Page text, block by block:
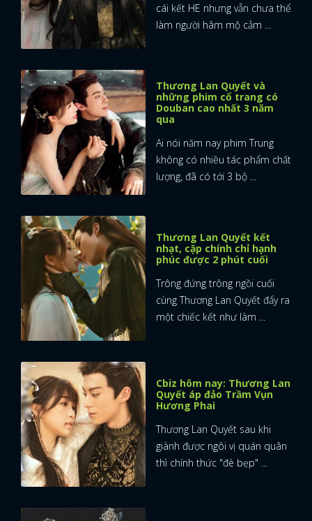
cái kết HE nhưng vẫn chưa thể
làm người hâm mộ cảm ...
Thương Lan Quyết và
những phim cổ trang có
Douban cao nhất 3 năm
qua
Ai nói năm nay phim Trung
không có nhiều tác phẩm chất
lượng, đã có tới 3 bộ ...
Thương Lan Quyết kết
nhạt, cặp chính chỉ hạnh
phúc được 2 phút cuối
Trông đứng trông ngồi cuối
cùng Thương Lan Quyết đẩy ra
một chiếc kết như làm ...
Cbiz hôm nay: Thương Lan
Quyết áp đảo Trầm Vụn
Hương Phai
Thương Lan Quyết sau khi
giành được ngôi vị quán quân
thì chính thức "đè bẹp" ...